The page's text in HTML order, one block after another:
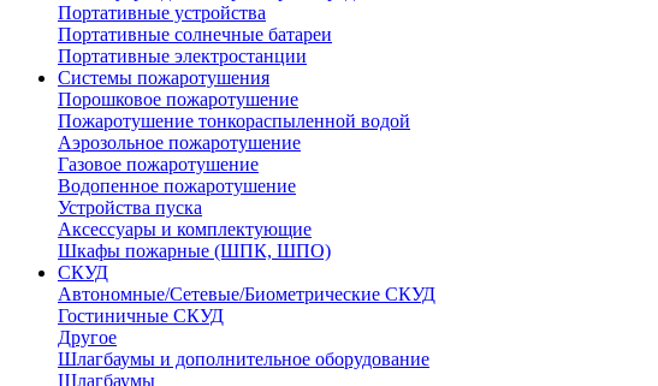
Портативные устройства
Портативные солнечные батареи
Портативные электростанции
Системы пожаротушения
Порошковое пожаротушение
Пожаротушение тонкораспыленной водой
Аэрозольное пожаротушение
Газовое пожаротушение
Водопенное пожаротушение
Устройства пуска
Аксессуары и комплектующие
Шкафы пожарные (ШПК, ШПО)
СКУД
Автономные/Сетевые/Биометрические СКУД
Гостиничные СКУД
Другое
Шлагбаумы и дополнительное оборудование
Шлагбаумы